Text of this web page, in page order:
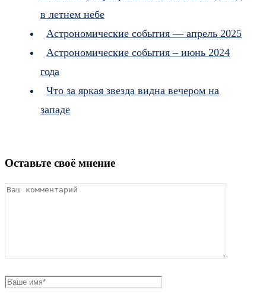
в летнем небе
Астрономические события — апрель 2025
Астрономические события – июнь 2024
года
Что за яркая звезда видна вечером на
западе
Оставьте своё мнение